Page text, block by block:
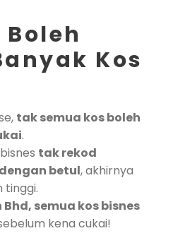
Boleh
Kos
tak semua kos boleh
.
tak rekod
betul, akhirnya
tinggi.
Bhd, semua kos bisnes
kena cukai!